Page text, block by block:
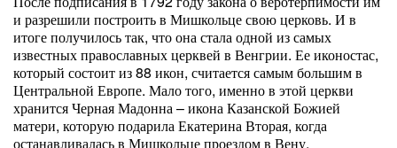
и разрешили построить в Мишкольце свою церковь. И в
итоге получилось так, что она стала одной из самых
известных православных церквей в Венгрии. Ее иконостас,
который состоит из 88 икон, считается самым большим в
Центральной Европе. Мало того, именно в этой церкви
хранится Черная Мадонна – икона Казанской Божией
матери, которую подарила Екатерина Вторая, когда
останавливалась в Мишкольце проездом в Вену.